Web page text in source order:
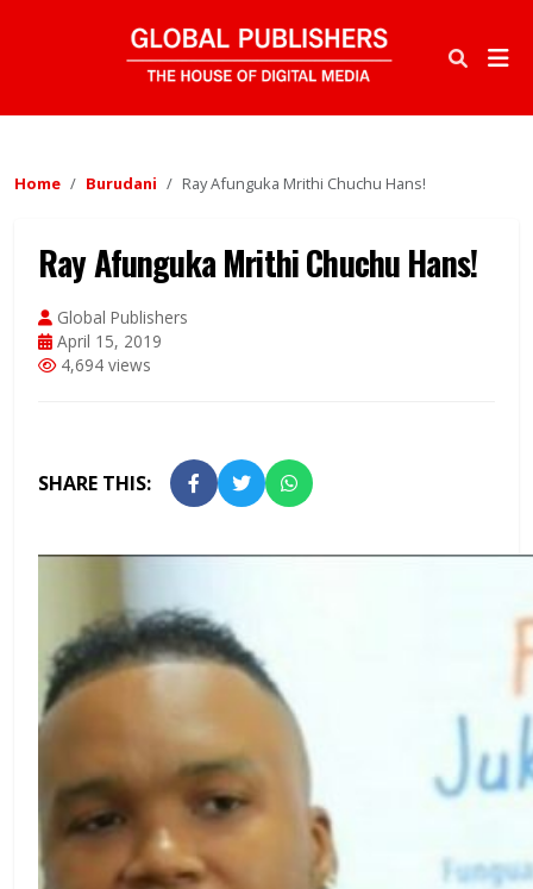
Home Burudani Ray Afunguka Mrithi Chuchu Hans!
Ray Afunguka Mrithi Chuchu Hans!
Global Publishers
April 15, 2019
4,694 views
SHARE THIS: